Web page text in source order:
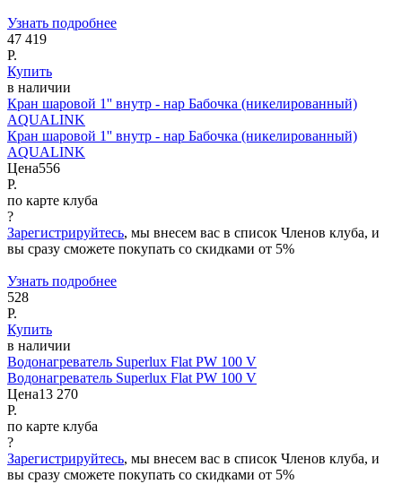
Узнать подробнее
47 419
Р.
Купить
в наличии
Кран шаровой 1'' внутр - нар Бабочка (никелированный)
AQUALINK
Кран шаровой 1'' внутр - нар Бабочка (никелированный)
AQUALINK
Цена556
Р.
по карте клуба
?
Зарегистрируйтесь, мы внесем вас в список Членов клуба, и
вы сразу сможете покупать со скидками от 5%
Узнать подробнее
528
Р.
Купить
в наличии
Водонагреватель Superlux Flat PW 100 V
Водонагреватель Superlux Flat PW 100 V
Цена13 270
Р.
по карте клуба
?
Зарегистрируйтесь, мы внесем вас в список Членов клуба, и
вы сразу сможете покупать со скидками от 5%